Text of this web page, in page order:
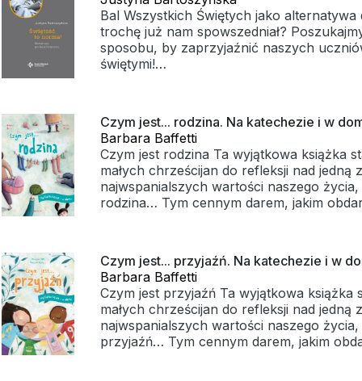
- format: 9.5 x 13.5 cm
- powłoka UV
- bezpieczne brzegi
- idealna jakość koloru
- produkt łatwy do dezynfekcji
Bal Wszystkich Świętych jako alternatywa
trochę już nam spowszedniał?
sposobu, by zaprzyjaźnić naszych
świętymi!
przeprowadzić przy wielu okazjach: w
oryginalne przygotowanie do uroczystości
Świętych; podczas rekolekcji szkolnych
na obozie dla służby liturgicznej ołtarza;
parafialnego pikniku rodzinnego. Można
– np. dodając postaci świętych i
przeprowadzenie tej zabawy to zarazem
do zintegrowania grona pedagogicznego,
uczniów, różnych środowisk
parafii.
Publikacja zawiera:
Czym jest... rodzina. Na katechezie i w
Barbara Baffetti
Czym jest rodzina Ta wyjątkowa książka
małych chrześcijan do refleksji nad jedną z
najwspanialszych wartości naszego życia,
rodzina… Tym cennym darem, jakim
rodzice i katecheci znajdą rozważania,
przemyśleń oraz mnóstwo inspirujących
sprawią, że odkrywanie radości płynącej
rodziny stanie się dla wszystkich
Publikacja jest świetną pomocą
katechetyczną oraz fantastycznym
wielu ciekawych rozmów w gronie
Czym jest... przyjaźń. Na katechezie i w
Barbara Baffetti
Czym jest przyjaźń Ta wyjątkowa książka
małych chrześcijan do refleksji nad jedną z
najwspanialszych wartości naszego życia,
przyjaźń… Tym cennym darem, jakim